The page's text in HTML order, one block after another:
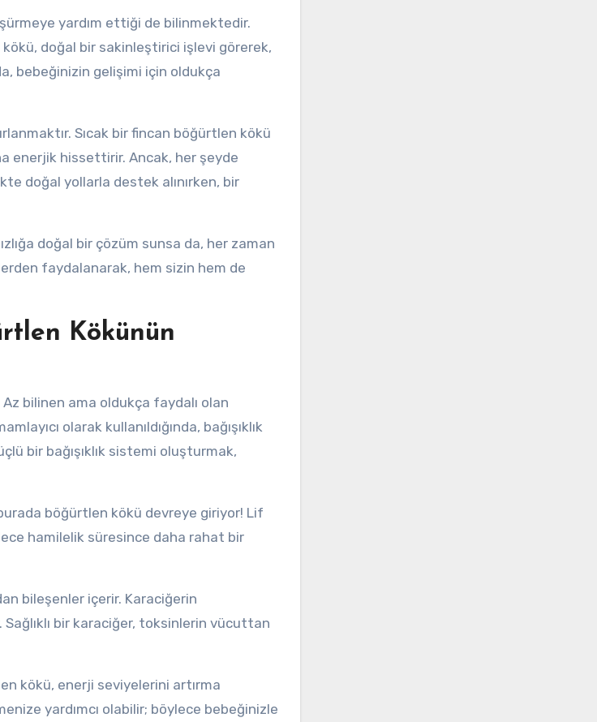
yardım ettiği de bilinmektedir.
doğal bir sakinleştirici işlevi görerek,
bebeğinizin gelişimi için oldukça
Sıcak bir fincan böğürtlen kökü
enerjik hissettirir. Ancak, her şeyde
doğal yollarla destek alınırken, bir
doğal bir çözüm sunsa da, her zaman
faydalanarak, hem sizin hem de
Kökünün
bilinen ama oldukça faydalı olan
olarak kullanıldığında, bağışıklık
bir bağışıklık sistemi oluşturmak,
böğürtlen kökü devreye giriyor! Lif
hamilelik süresince daha rahat bir
bileşenler içerir. Karaciğerin
bir karaciğer, toksinlerin vücuttan
kökü, enerji seviyelerini artırma
yardımcı olabilir; böylece bebeğinizle